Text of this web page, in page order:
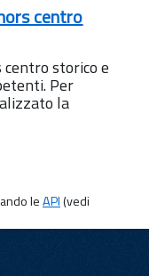
centro
centro storico e
Per
la
leAPI(vedi